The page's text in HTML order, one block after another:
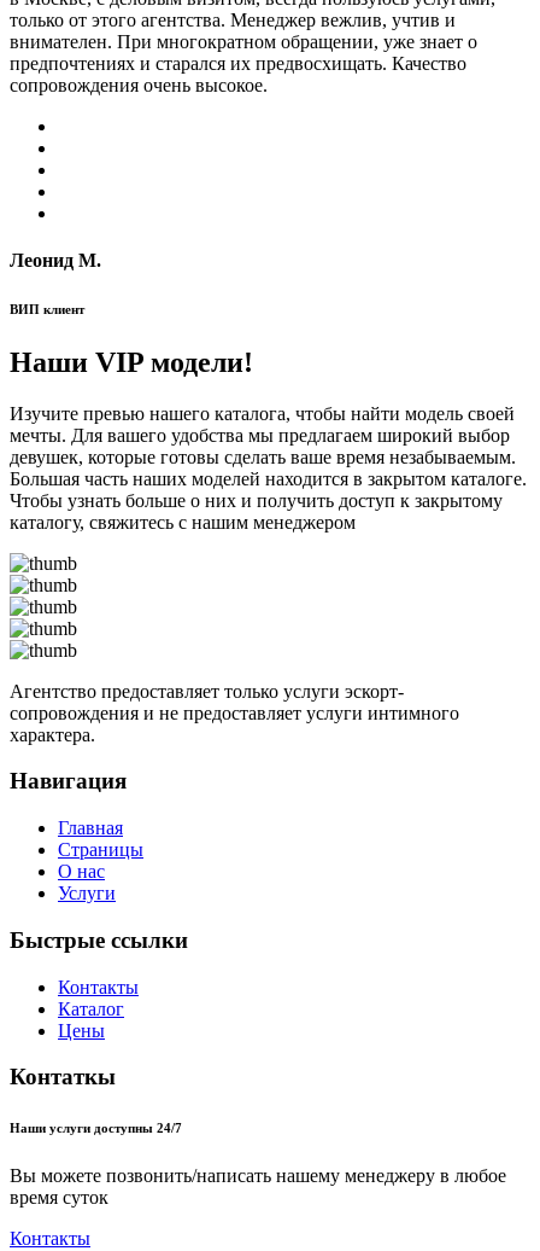
только от этого агентства. Менеджер вежлив, учтив и
внимателен. При многократном обращении, уже знает о
предпочтениях и старался их предвосхищать. Качество
сопровождения очень высокое.
Леонид М.
ВИП клиент
Наши VIP модели!
Изучите превью нашего каталога, чтобы найти модель своей
мечты. Для вашего удобства мы предлагаем широкий выбор
девушек, которые готовы сделать ваше время незабываемым.
Большая часть наших моделей находится в закрытом каталоге.
Чтобы узнать больше о них и получить доступ к закрытому
каталогу, свяжитесь с нашим менеджером
Агентство предоставляет только услуги эскорт-
сопровождения и не предоставляет услуги интимного
характера.
Навигация
Главная
Страницы
О нас
Услуги
Быстрые ссылки
Контакты
Каталог
Цены
Контаткы
Наши услуги доступны 24/7
Вы можете позвонить/написать нашему менеджеру в любое
время суток
Контакты